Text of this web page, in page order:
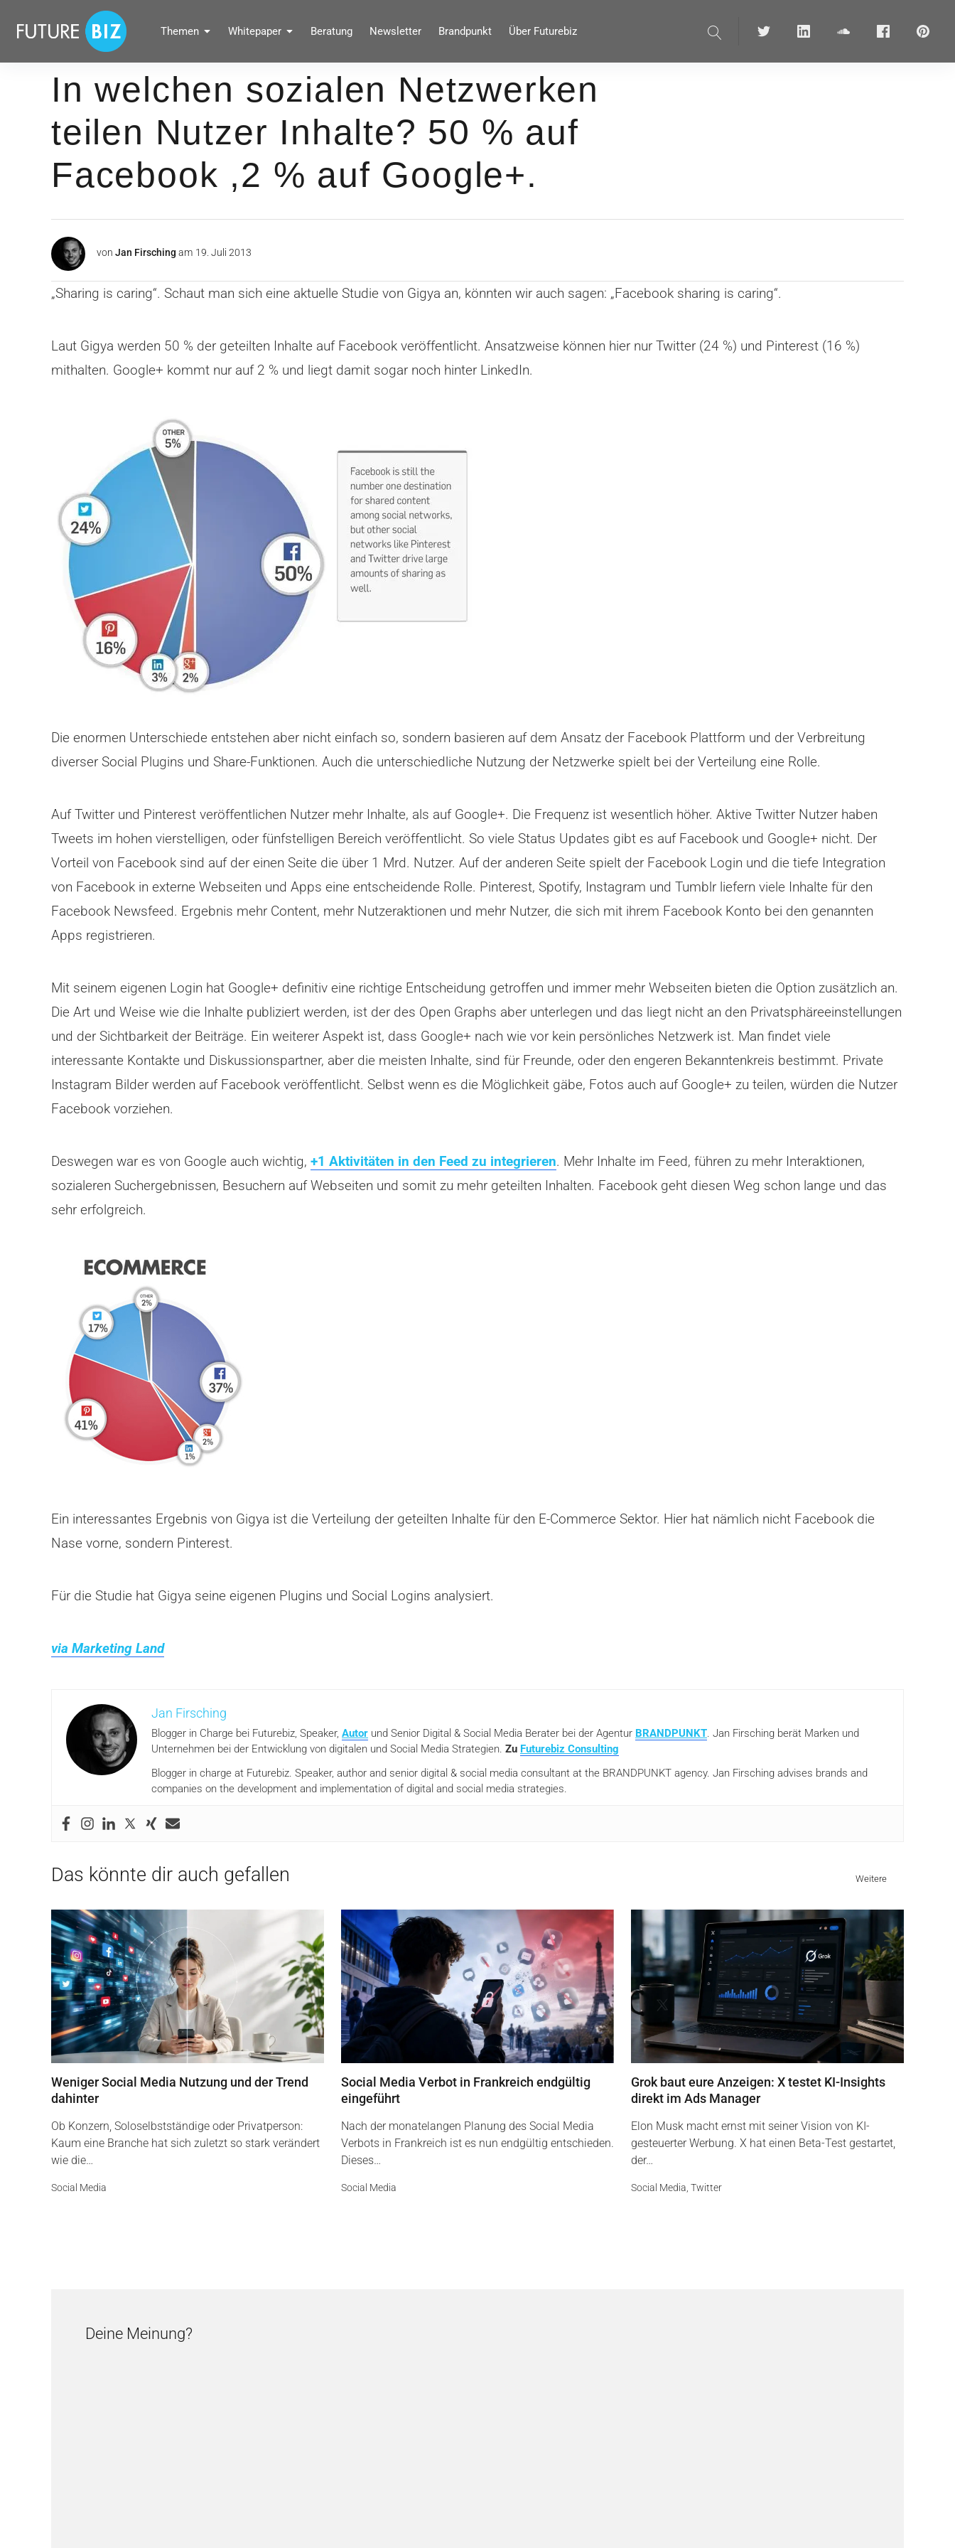
überspringen
FUTUREBIZ
Social Media Marketing Blog für Unternehmen by BRANDPUNKT
Themen Whitepaper Beratung Newsletter Brandpunkt Über Futurebiz
Suche Twitter linkedin soundcloudFacebook
In welchen sozialen Netzwerken
teilen Nutzer Inhalte? 50 % auf
Facebook ,2 % auf Google+.
von Jan Firsching am 19. Juli 2013
„Sharing is caring“. Schaut man sich eine aktuelle Studie von Gigya an, könnten wir auch sagen: „Facebook sharing is caring“.
Laut Gigya werden 50 % der geteilten Inhalte auf Facebook veröffentlicht. Ansatzweise können hier nur Twitter (24 %) und Pinterest (16 %)
mithalten. Google+ kommt nur auf 2 % und liegt damit sogar noch hinter LinkedIn.
Die enormen Unterschiede entstehen aber nicht einfach so, sondern basieren auf dem Ansatz der Facebook Plattform und der Verbreitung
diverser Social Plugins und Share-Funktionen. Auch die unterschiedliche Nutzung der Netzwerke spielt bei der Verteilung eine Rolle.
Auf Twitter und Pinterest veröffentlichen Nutzer mehr Inhalte, als auf Google+. Die Frequenz ist wesentlich höher. Aktive Twitter Nutzer haben
Tweets im hohen vierstelligen, oder fünfstelligen Bereich veröffentlicht. So viele Status Updates gibt es auf Facebook und Google+ nicht. Der
Vorteil von Facebook sind auf der einen Seite die über 1 Mrd. Nutzer. Auf der anderen Seite spielt der Facebook Login und die tiefe Integration
von Facebook in externe Webseiten und Apps eine entscheidende Rolle. Pinterest, Spotify, Instagram und Tumblr liefern viele Inhalte für den
Facebook Newsfeed. Ergebnis mehr Content, mehr Nutzeraktionen und mehr Nutzer, die sich mit ihrem Facebook Konto bei den genannten
Apps registrieren.
Mit seinem eigenen Login hat Google+ definitiv eine richtige Entscheidung getroffen und immer mehr Webseiten bieten die Option zusätzlich an.
Die Art und Weise wie die Inhalte publiziert werden, ist der des Open Graphs aber unterlegen und das liegt nicht an den Privatsphäreeinstellungen
und der Sichtbarkeit der Beiträge. Ein weiterer Aspekt ist, dass Google+ nach wie vor kein persönliches Netzwerk ist. Man findet viele
interessante Kontakte und Diskussionspartner, aber die meisten Inhalte, sind für Freunde, oder den engeren Bekanntenkreis bestimmt. Private
Instagram Bilder werden auf Facebook veröffentlicht. Selbst wenn es die Möglichkeit gäbe, Fotos auch auf Google+ zu teilen, würden die Nutzer
Facebook vorziehen.
Deswegen war es von Google auch wichtig, +1 Aktivitäten in den Feed zu integrieren. Mehr Inhalte im Feed, führen zu mehr Interaktionen,
sozialeren Suchergebnissen, Besuchern auf Webseiten und somit zu mehr geteilten Inhalten. Facebook geht diesen Weg schon lange und das
sehr erfolgreich.
Ein interessantes Ergebnis von Gigya ist die Verteilung der geteilten Inhalte für den E-Commerce Sektor. Hier hat nämlich nicht Facebook die
Nase vorne, sondern Pinterest.
Für die Studie hat Gigya seine eigenen Plugins und Social Logins analysiert.
via Marketing Land
Jan Firsching
Blogger in Charge bei Futurebiz, Speaker, Autor und Senior Digital & Social Media Berater bei der Agentur BRANDPUNKT. Jan Firsching berät Marken und
Unternehmen bei der Entwicklung von digitalen und Social Media Strategien. Zu Futurebiz Consulting
Blogger in charge at Futurebiz. Speaker, author and senior digital & social media consultant at the BRANDPUNKT agency. Jan Firsching advises brands and
companies on the development and implementation of digital and social media strategies.
Das könnte dir auch gefallen Weitere
Weniger Social Media Nutzung und der Trend
dahinter
Ob Konzern, Soloselbstständige oder Privatperson:
Kaum eine Branche hat sich zuletzt so stark verändert
wie die…
Social Media
Social Media Verbot in Frankreich endgültig
eingeführt
Nach der monatelangen Planung des Social Media
Verbots in Frankreich ist es nun endgültig entschieden.
Dieses…
Social Media
Grok baut eure Anzeigen: X testet KI-Insights
direkt im Ads Manager
Elon Musk macht ernst mit seiner Vision von KI-
gesteuerter Werbung. X hat einen Beta-Test gestartet,
der…
Social Media Twitter
Deine Meinung?